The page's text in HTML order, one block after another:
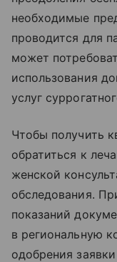
необходимые
проводится для
может
использования
услуг
Чтобы получить
обратиться к
женской
обследования.
показаний
в региональную
одобрения